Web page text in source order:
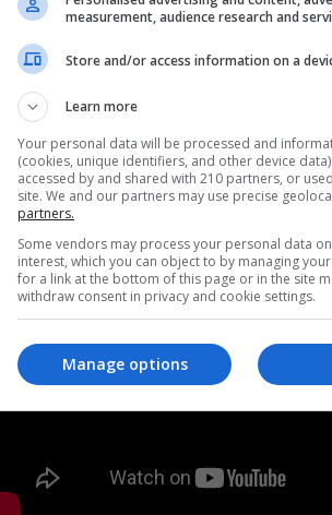
wywiadzie. Rozmawiamy też o
dolnośląskiJarosław
Siegburga
measurement, audience research and
Store and/or access information on a
Learn more
Your personal data will be processed and
(cookies, unique identifiers, and other device
accessed by and shared with 210 partners, or
site. We and our partners may use precise
partners.
Some vendors may process your personal data
interest, which you can object to by managing
for a link at the bottom of this page or in the site
withdraw consent in privacy and cookie settings.
Manage options